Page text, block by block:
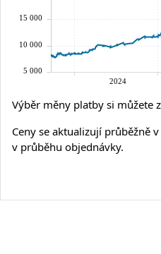
Výběr měny platby si můžete
Ceny se aktualizují průběžně
v průběhu objednávky.